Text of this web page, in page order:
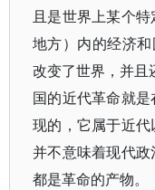
且是世界上某个
地方）内的经济
改变了世界，并且
国的近代革命就
现的，它属于近
并不意味着现代政
都是革命的产物。